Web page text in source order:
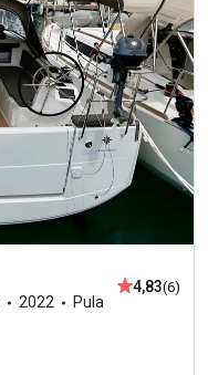
2022 Pula
4,83(6)